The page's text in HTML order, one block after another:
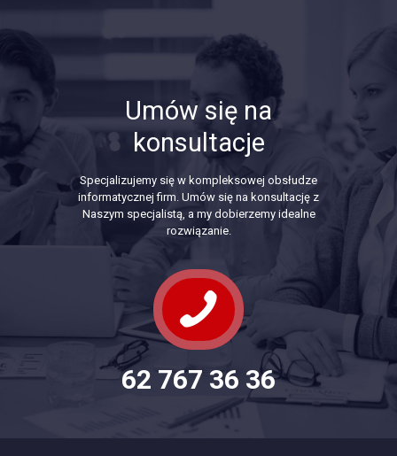
Umów się na
konsultacje
Specjalizujemy się w kompleksowej obsłudze
informatycznej firm. Umów się na konsultację z
Naszym specjalistą, a my dobierzemy idealne
rozwiązanie.
62 767 36 36